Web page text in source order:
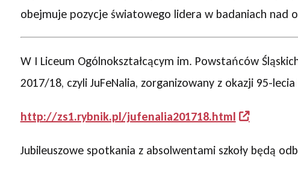
obejmuje pozycje światowego lidera w badaniach nad
W I Liceum Ogólnokształcącym im. Powstańców
2017/18, czyli JuFeNalia, zorganizowany z okazji 95-
http://zs1.rybnik.pl/jufenalia201718.html
Jubileuszowe spotkania z absolwentami szkoły będą